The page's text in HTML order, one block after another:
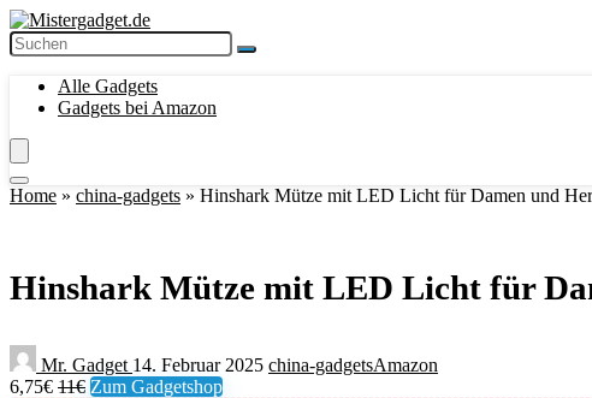
Alle Gadgets
Gadgets bei Amazon
Home » china-gadgets » Hinshark Mütze mit LED Licht für Damen und
Hinshark Mütze mit LED Licht für
Mr. Gadget 14. Februar 2025 china-gadgetsAmazon
6,75€ 11€ Zum Gadgetshop